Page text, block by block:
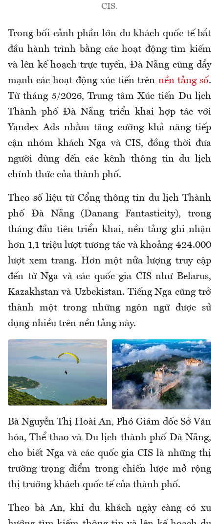
CIS.
Trong bối cảnh phần lớn du khách quốc tế bắt
đầu hành trình bằng các hoạt động tìm kiếm
và lên kế hoạch trực tuyến, Đà Nẵng cũng đẩy
mạnh các hoạt động xúc tiến trên nền tảng số.
Từ tháng 5/2026, Trung tâm Xúc tiến Du lịch
Thành phố Đà Nẵng triển khai hợp tác với
Yandex Ads nhằm tăng cường khả năng tiếp
cận nhóm khách Nga và CIS, đồng thời đưa
người dùng đến các kênh thông tin du lịch
chính thức của thành phố.
Theo số liệu từ Cổng thông tin du lịch Thành
phố Đà Nẵng (Danang Fantasticity), trong
tháng đầu tiên triển khai, nền tảng ghi nhận
hơn 1,1 triệu lượt tương tác và khoảng 424.000
lượt xem trang. Hơn một nửa lượng truy cập
đến từ Nga và các quốc gia CIS như Belarus,
Kazakhstan và Uzbekistan. Tiếng Nga cũng trở
thành một trong những ngôn ngữ được sử
dụng nhiều trên nền tảng này.
Bà Nguyễn Thị Hoài An, Phó Giám đốc Sở Văn
hóa, Thể thao và Du lịch thành phố Đà Nẵng,
cho biết Nga và các quốc gia CIS là những thị
trường trọng điểm trong chiến lược mở rộng
thị trường khách quốc tế của thành phố.
Theo bà An, khi du khách ngày càng có xu